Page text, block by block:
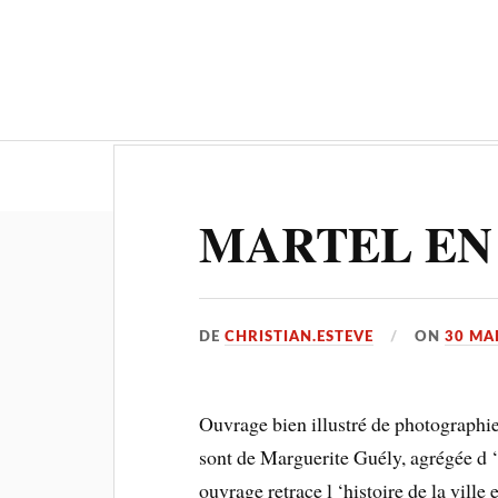
MARTEL
DECHRISTIAN.ESTEVE ON30
Ouvrage bien illustré de
sont de Marguerite Guély, agrégée d
ouvrage retrace l ‘histoire de la ville